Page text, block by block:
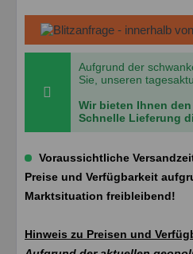
Aufgrund der
Sie, unseren
Wir bieten Ihnen den
Schnelle Lieferung
Voraussichtliche
Preise und Verfügbarkeit
Marktsituation freibleibend!
Hinweis zu Preisen und